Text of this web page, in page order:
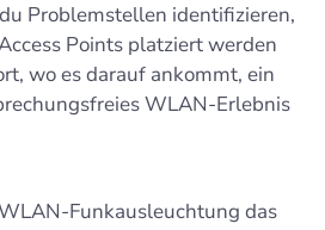
Problemstellen identifizieren,
Points platziert werden
wo es darauf ankommt, ein
WLAN-Erlebnis
Funkausleuchtung das